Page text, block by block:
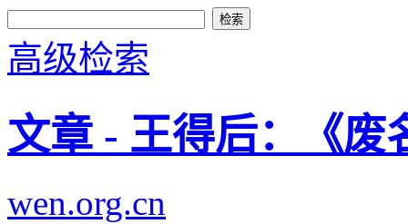
高级检索
文章 - 王得后：《废
wen.org.cn